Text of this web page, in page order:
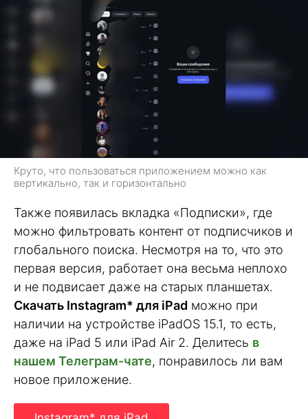
Круто, что пользоваться приложением можно как
вертикально, так и горизонтально
Также появилась вкладка «Подписки», где
можно фильтровать контент от подписчиков и
глобального поиска. Несмотря на то, что это
первая версия, работает она весьма неплохо
и не подвисает даже на старых планшетах.
Скачать Instagram* для iPad можно при
наличии на устройстве iPadOS 15.1, то есть,
даже на iPad 5 или iPad Air 2. Делитесь в
нашем Телеграм-чате, понравилось ли вам
новое приложение.